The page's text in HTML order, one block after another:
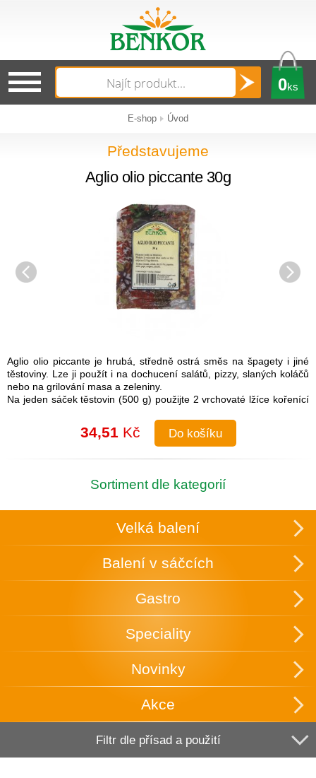
0ks
E-shop Úvod
Představujeme
Aglio olio piccante 30g
Aglio olio piccante je hrubá, středně ostrá směs na špagety i jiné
těstoviny. Lze ji použít i na dochucení salátů, pizzy, slaných koláčů
nebo na grilování masa a zeleniny.
Na jeden sáček těstovin (500 g) použijte 2 vrchovaté lžíce kořenící
Návod na přípravu: Do uvařených těstovin přimíchejte kořenící
směs a lžíci olivového oleje. Je možné také na pánvi olivový olej
rozehřát a koření na něm zlehka opražit, aby se rozvonělo a
následně přidat směs k těstovinám.
v obchodě.
Uchovávejte v suchu a temnu.
34,51Kč Do košíku
Sortiment dle kategorií
Velká balení
Balení v sáčcích
Gastro
Speciality
Novinky
Akce
Filtr dle přísad a použití